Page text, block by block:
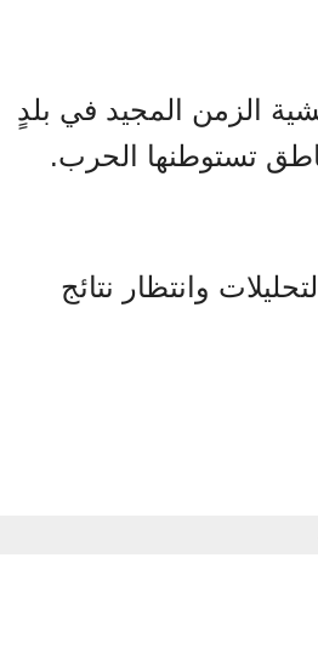
الزمن المجيد في بلدٍ
تستوطنها الحرب.
وانتظار نتائج